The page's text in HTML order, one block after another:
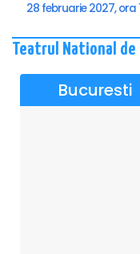
28 februarie 2027, ora
Teatrul National de
Bucuresti